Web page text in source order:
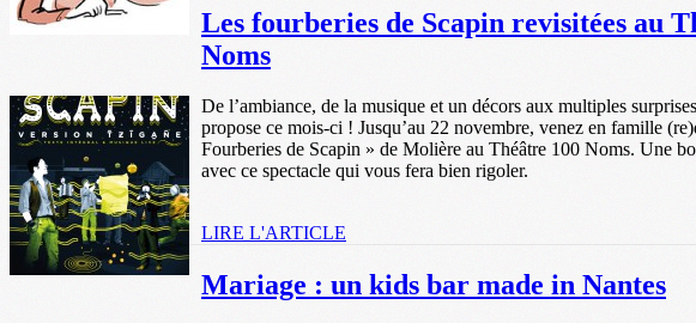
Les fourberies de Scapin revisitées au
Noms
De l’ambiance, de la musique et un décors aux multiples
propose ce mois-ci ! Jusqu’au 22 novembre, venez en famille
Fourberies de Scapin » de Molière au Théâtre 100 Noms. Une
avec ce spectacle qui vous fera bien rigoler.
LIRE L'ARTICLE
Mariage : un kids bar made in Nantes